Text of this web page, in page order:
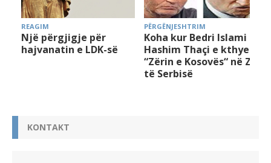
REAGIM
Një përgjigje për
hajvanatin e LDK-së
PËRGËNJESHTRIM
Koha kur Bedri Islami e
Hashim Thaçi e kthyen
“Zërin e Kosovës“ në Zë
të Serbisë
KONTAKT